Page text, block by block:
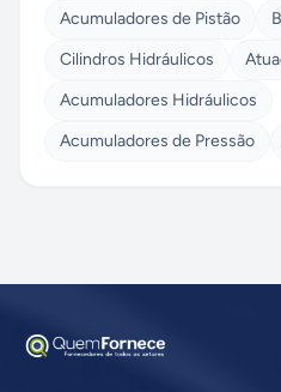
Acumuladores de Pistão
Cilindros Hidráulicos
Acumuladores Hidráulicos
Acumuladores de Pressão